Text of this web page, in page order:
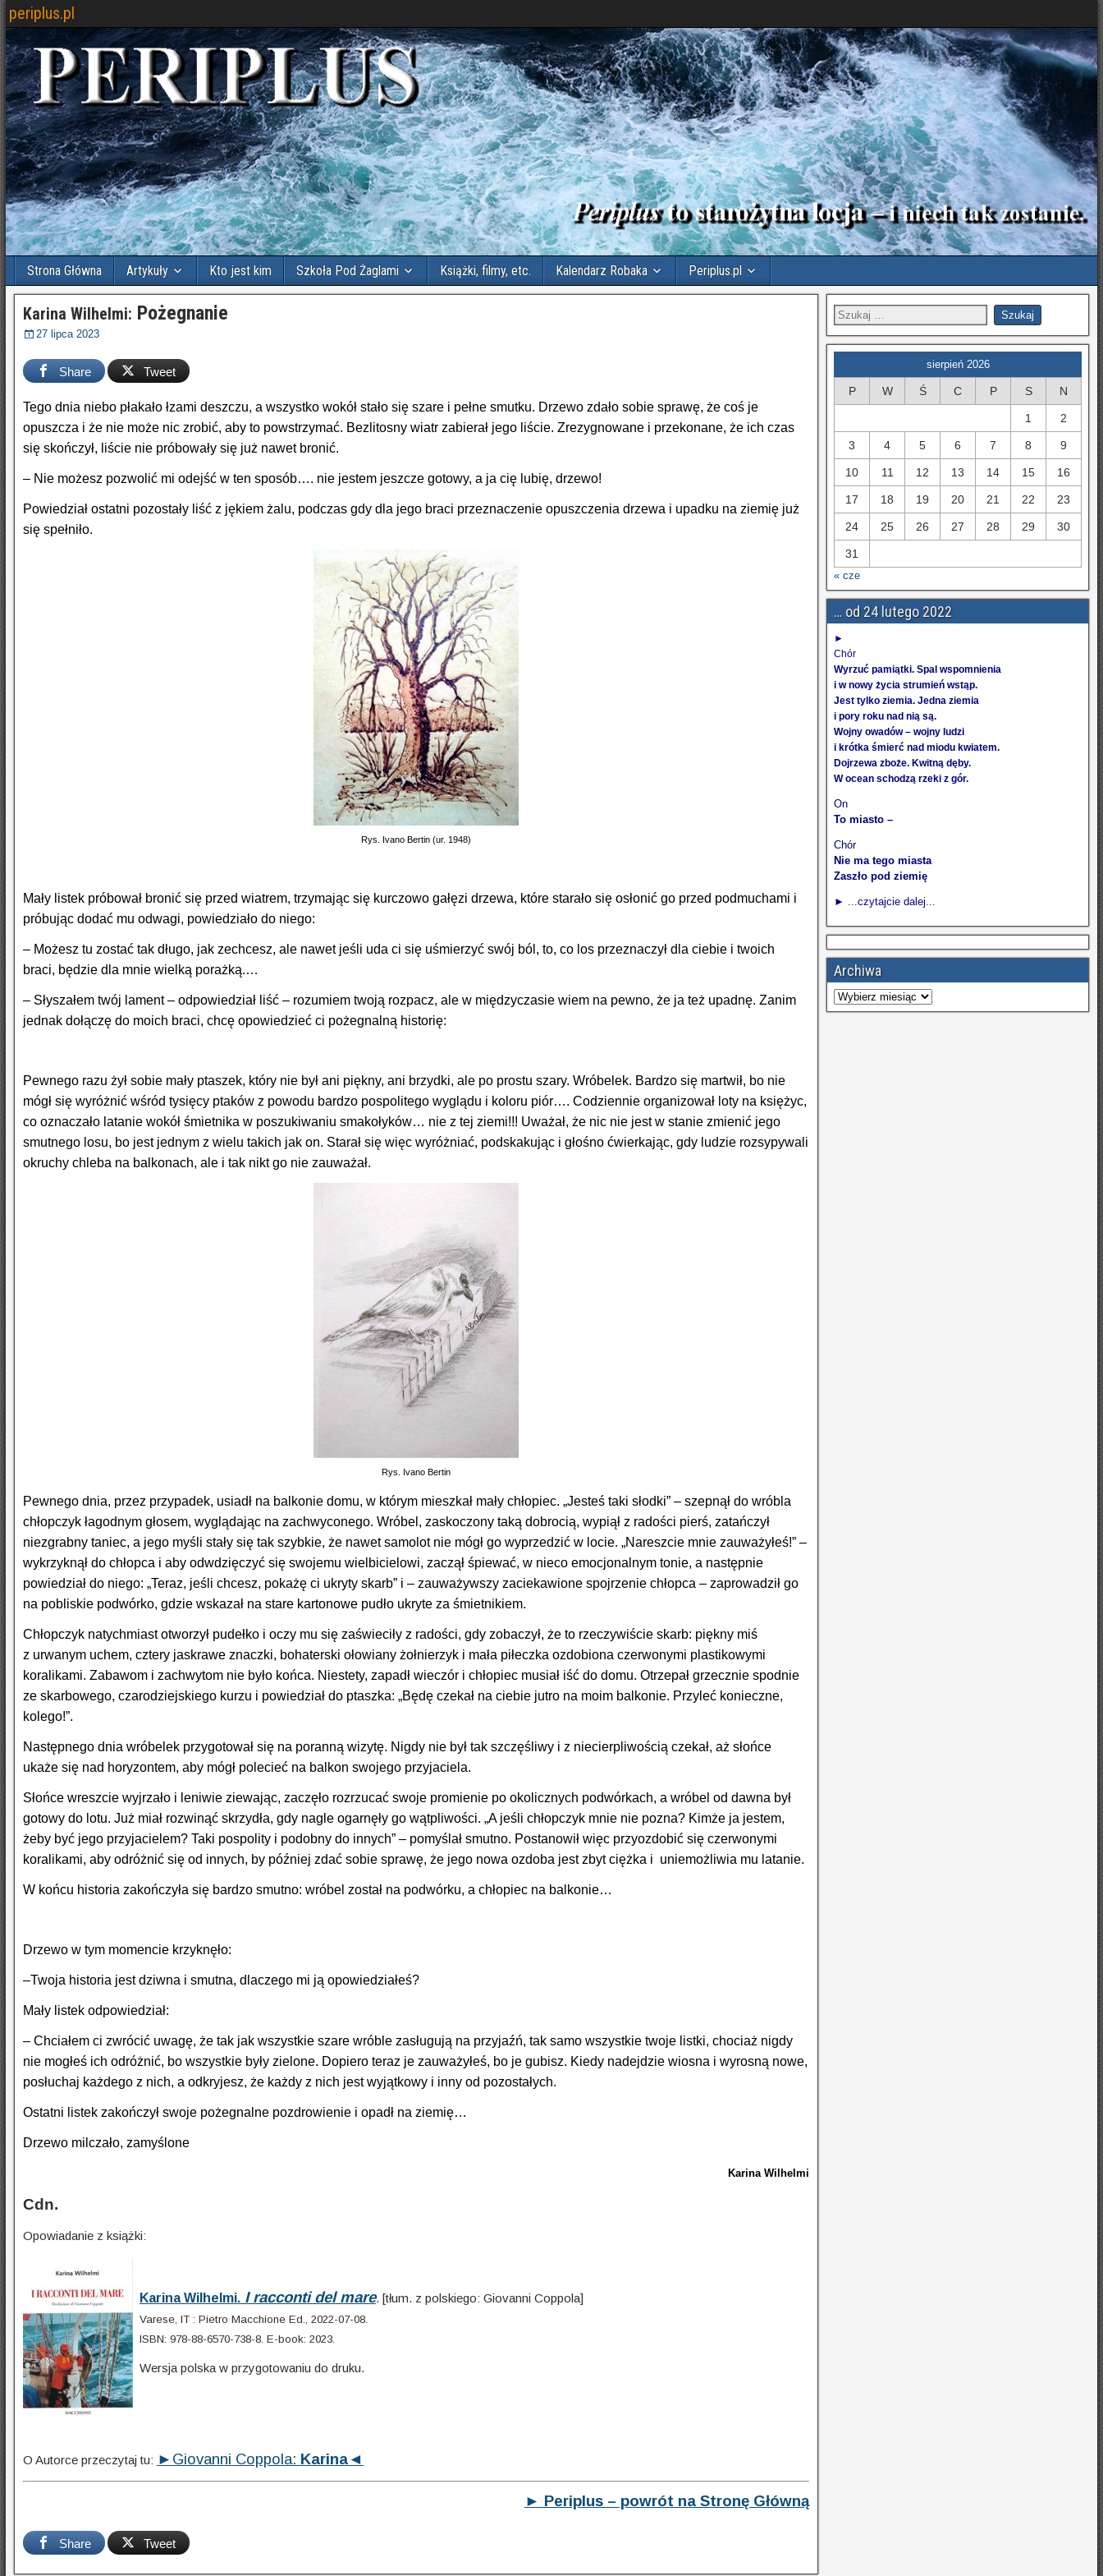
periplus.pl
Strona Główna Artykuły Kto jest kim Szkoła Pod Żaglami Książki, filmy, etc. Kalendarz Robaka Periplus.pl
Karina Wilhelmi: Pożegnanie
27 lipca 2023
Share Tweet
Tego dnia niebo płakało łzami deszczu, a wszystko wokół stało się szare i pełne smutku. Drzewo zdało sobie sprawę, że coś je
opuszcza i że nie może nic zrobić, aby to powstrzymać. Bezlitosny wiatr zabierał jego liście. Zrezygnowane i przekonane, że ich czas
się skończył, liście nie próbowały się już nawet bronić.
– Nie możesz pozwolić mi odejść w ten sposób…. nie jestem jeszcze gotowy, a ja cię lubię, drzewo!
Powiedział ostatni pozostały liść z jękiem żalu, podczas gdy dla jego braci przeznaczenie opuszczenia drzewa i upadku na ziemię już
się spełniło.
Rys. Ivano Bertin (ur. 1948)
Mały listek próbował bronić się przed wiatrem, trzymając się kurczowo gałęzi drzewa, które starało się osłonić go przed podmuchami i
próbując dodać mu odwagi, powiedziało do niego:
– Możesz tu zostać tak długo, jak zechcesz, ale nawet jeśli uda ci się uśmierzyć swój ból, to, co los przeznaczył dla ciebie i twoich
braci, będzie dla mnie wielką porażką.…
– Słyszałem twój lament – odpowiedział liść – rozumiem twoją rozpacz, ale w międzyczasie wiem na pewno, że ja też upadnę. Zanim
jednak dołączę do moich braci, chcę opowiedzieć ci pożegnalną historię:
Pewnego razu żył sobie mały ptaszek, który nie był ani piękny, ani brzydki, ale po prostu szary. Wróbelek. Bardzo się martwił, bo nie
mógł się wyróżnić wśród tysięcy ptaków z powodu bardzo pospolitego wyglądu i koloru piór…. Codziennie organizował loty na księżyc,
co oznaczało latanie wokół śmietnika w poszukiwaniu smakołyków… nie z tej ziemi!!! Uważał, że nic nie jest w stanie zmienić jego
smutnego losu, bo jest jednym z wielu takich jak on. Starał się więc wyróżniać, podskakując i głośno ćwierkając, gdy ludzie rozsypywali
okruchy chleba na balkonach, ale i tak nikt go nie zauważał.
Rys. Ivano Bertin
Pewnego dnia, przez przypadek, usiadł na balkonie domu, w którym mieszkał mały chłopiec. „Jesteś taki słodki” – szepnął do wróbla
chłopczyk łagodnym głosem, wyglądając na zachwyconego. Wróbel, zaskoczony taką dobrocią, wypiął z radości pierś, zatańczył
niezgrabny taniec, a jego myśli stały się tak szybkie, że nawet samolot nie mógł go wyprzedzić w locie. „Nareszcie mnie zauważyłeś!” –
wykrzyknął do chłopca i aby odwdzięczyć się swojemu wielbicielowi, zaczął śpiewać, w nieco emocjonalnym tonie, a następnie
powiedział do niego: „Teraz, jeśli chcesz, pokażę ci ukryty skarb” i – zauważywszy zaciekawione spojrzenie chłopca – zaprowadził go
na pobliskie podwórko, gdzie wskazał na stare kartonowe pudło ukryte za śmietnikiem.
Chłopczyk natychmiast otworzył pudełko i oczy mu się zaświeciły z radości, gdy zobaczył, że to rzeczywiście skarb: piękny miś
z urwanym uchem, cztery jaskrawe znaczki, bohaterski ołowiany żołnierzyk i mała piłeczka ozdobiona czerwonymi plastikowymi
koralikami. Zabawom i zachwytom nie było końca. Niestety, zapadł wieczór i chłopiec musiał iść do domu. Otrzepał grzecznie spodnie
ze skarbowego, czarodziejskiego kurzu i powiedział do ptaszka: „Będę czekał na ciebie jutro na moim balkonie. Przyleć konieczne,
kolego!”.
Następnego dnia wróbelek przygotował się na poranną wizytę. Nigdy nie był tak szczęśliwy i z niecierpliwością czekał, aż słońce
ukaże się nad horyzontem, aby mógł polecieć na balkon swojego przyjaciela.
Słońce wreszcie wyjrzało i leniwie ziewając, zaczęło rozrzucać swoje promienie po okolicznych podwórkach, a wróbel od dawna był
gotowy do lotu. Już miał rozwinąć skrzydła, gdy nagle ogarnęły go wątpliwości. „A jeśli chłopczyk mnie nie pozna? Kimże ja jestem,
żeby być jego przyjacielem? Taki pospolity i podobny do innych” – pomyślał smutno. Postanowił więc przyozdobić się czerwonymi
koralikami, aby odróżnić się od innych, by później zdać sobie sprawę, że jego nowa ozdoba jest zbyt ciężka i uniemożliwia mu latanie.
W końcu historia zakończyła się bardzo smutno: wróbel został na podwórku, a chłopiec na balkonie…
Drzewo w tym momencie krzyknęło:
–Twoja historia jest dziwna i smutna, dlaczego mi ją opowiedziałeś?
Mały listek odpowiedział:
– Chciałem ci zwrócić uwagę, że tak jak wszystkie szare wróble zasługują na przyjaźń, tak samo wszystkie twoje listki, chociaż nigdy
nie mogłeś ich odróżnić, bo wszystkie były zielone. Dopiero teraz je zauważyłeś, bo je gubisz. Kiedy nadejdzie wiosna i wyrosną nowe,
posłuchaj każdego z nich, a odkryjesz, że każdy z nich jest wyjątkowy i inny od pozostałych.
Ostatni listek zakończył swoje pożegnalne pozdrowienie i opadł na ziemię…
Drzewo milczało, zamyślone
Karina Wilhelmi
Cdn.
Opowiadanie z książki:
Karina Wilhelmi. I racconti del mare. [tłum. z polskiego: Giovanni Coppola]
Varese, IT : Pietro Macchione Ed., 2022-07-08.
ISBN: 978-88-6570-738-8. E-book: 2023.
Wersja polska w przygotowaniu do druku.
O Autorce przeczytaj tu: ►Giovanni Coppola: Karina◄
► Periplus – powrót na Stronę Główną
Share Tweet
sierpień 2026
P W Ś C P S N
1 2
3 4 5 6 7 8 9
10 11 12 13 14 15 16
17 18 19 20 21 22 23
24 25 26 27 28 29 30
31
« cze
… od 24 lutego 2022
►
Chór
Wyrzuć pamiątki. Spal wspomnienia
i w nowy życia strumień wstąp.
Jest tylko ziemia. Jedna ziemia
i pory roku nad nią są.
Wojny owadów – wojny ludzi
i krótka śmierć nad miodu kwiatem.
Dojrzewa zboże. Kwitną dęby.
W ocean schodzą rzeki z gór.
On
To miasto –
Chór
Nie ma tego miasta
Zaszło pod ziemię
► ...czytajcie dalej...
Archiwa